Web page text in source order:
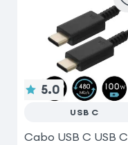
5.0
USB C
Cabo USB C USB C